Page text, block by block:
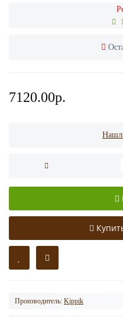
7120.00р.
Производитель: Kippik